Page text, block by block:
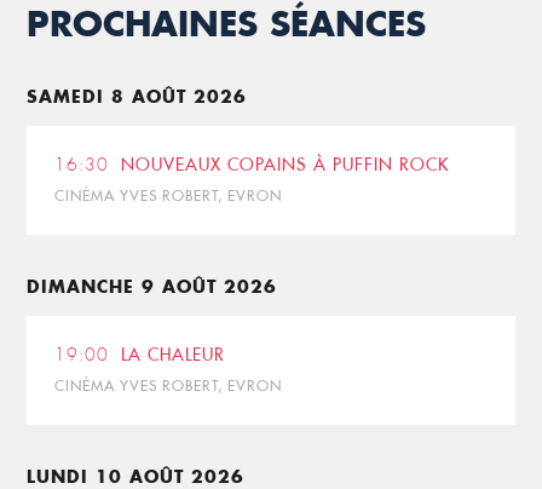
PROCHAINES SÉANCES
SAMEDI 8 AOÛT 2026
16:30 NOUVEAUX COPAINS À PUFFIN ROCK
CINÉMA YVES ROBERT, EVRON
DIMANCHE 9 AOÛT 2026
19:00 LA CHALEUR
CINÉMA YVES ROBERT, EVRON
LUNDI 10 AOÛT 2026